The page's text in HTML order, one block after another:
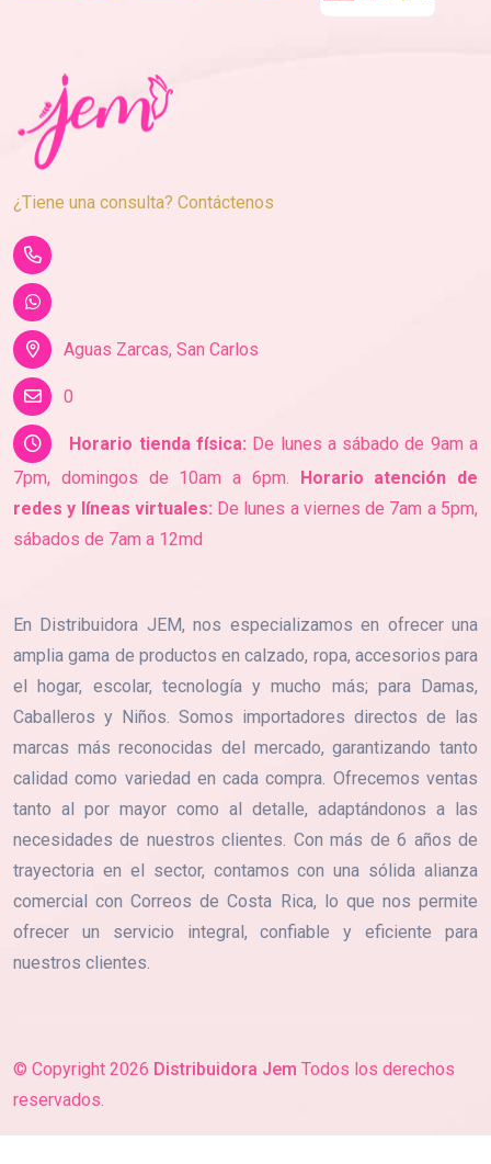
¿Tiene una consulta? Contáctenos
Aguas Zarcas, San Carlos
0
Horario tienda física: De lunes a sábado de 9am a
7pm, domingos de 10am a 6pm.
Horario atención de
redes y líneas virtuales: De lunes a viernes de 7am a 5pm,
sábados de 7am a 12md
En Distribuidora JEM, nos especializamos en ofrecer una
amplia gama de productos en calzado, ropa, accesorios para
el hogar, escolar, tecnología y mucho más; para Damas,
Caballeros y Niños. Somos importadores directos de las
marcas más reconocidas del mercado, garantizando tanto
calidad como variedad en cada compra. Ofrecemos ventas
tanto al por mayor como al detalle, adaptándonos a las
necesidades de nuestros clientes. Con más de 6 años de
trayectoria en el sector, contamos con una sólida alianza
comercial con Correos de Costa Rica, lo que nos permite
ofrecer un servicio integral, confiable y eficiente para
nuestros clientes.
© Copyright 2026 Distribuidora Jem Todos los derechos
reservados.